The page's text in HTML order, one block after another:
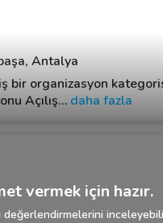
Antalya
bir organizasyon
Açılış… daha fazla
vermek için hazır.